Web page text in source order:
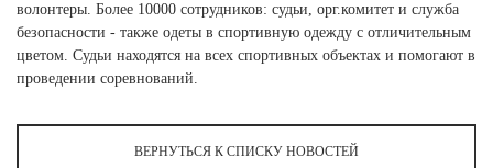
Ханты-Мансийский автономный округ (3)
Ямало-Ненецкий автономный округ (1)
волонтеры. Более 10000 сотрудников: судьи, орг.комитет и служба
безопасности - также одеты в спортивную одежду с отличительным
цветом. Судьи находятся на всех спортивных объектах и помогают в
проведении соревнований.
ВЕРНУТЬСЯ К СПИСКУ НОВОСТЕЙ